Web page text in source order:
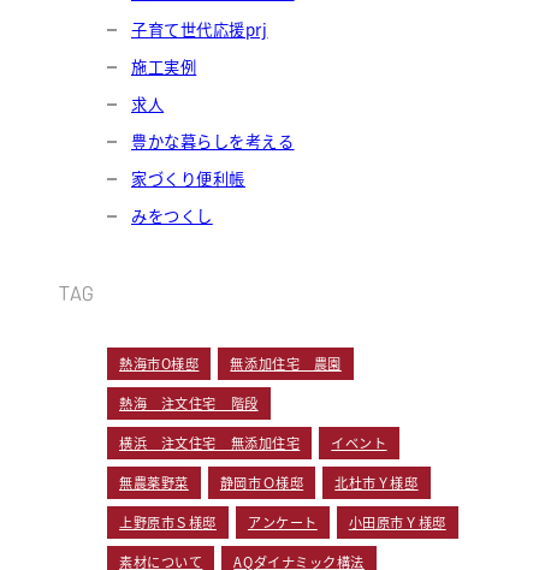
子育て世代応援prj
施工実例
求人
豊かな暮らしを考える
家づくり便利帳
みをつくし
TAG
熱海市O様邸 無添加住宅 農園
熱海 注文住宅 階段
横浜 注文住宅 無添加住宅 イベント
無農薬野菜 静岡市Ｏ様邸 北杜市Ｙ様邸
上野原市Ｓ様邸 アンケート 小田原市Ｙ様邸
素材について AQダイナミック構法